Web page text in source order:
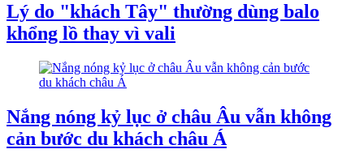
Lý do "khách Tây" thường dùng balo
khổng lồ thay vì vali
Nắng nóng kỷ lục ở châu Âu vẫn không
cản bước du khách châu Á